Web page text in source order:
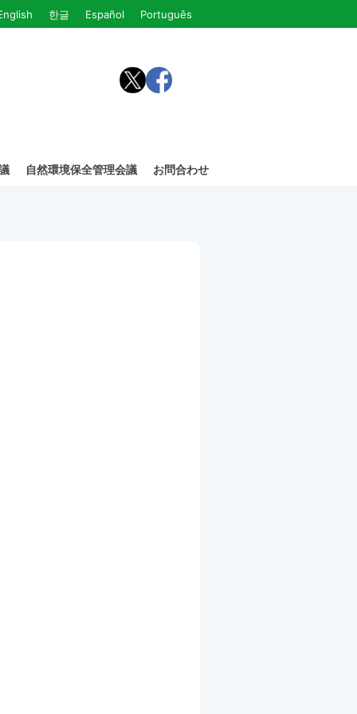
한글 Español Português
自然環境保全管理会議 お問合わせ